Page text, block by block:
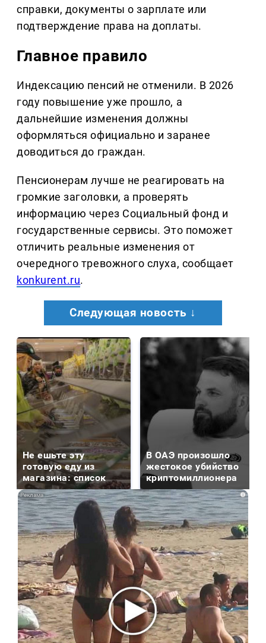
справки, документы о зарплате или
подтверждение права на доплаты.
Главное правило
Индексацию пенсий не отменили. В 2026
году повышение уже прошло, а
дальнейшие изменения должны
оформляться официально и заранее
доводиться до граждан.
Пенсионерам лучше не реагировать на
громкие заголовки, а проверять
информацию через Социальный фонд и
государственные сервисы. Это поможет
отличить реальные изменения от
очередного тревожного слуха, сообщает
konkurent.ru.
Следующая новость ↓
Не ешьте эту
готовую еду из
магазина: список
В ОАЭ произошло
жестокое убийство
криптомиллионера
i